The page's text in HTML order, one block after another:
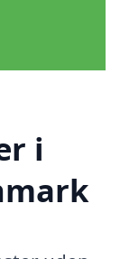
i